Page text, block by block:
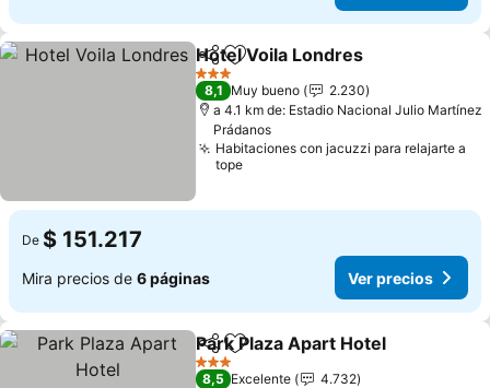
CompartirAgregar a favoritos
Hotel Voila Londres
3 Estrellas
8,1 Muy bueno
2.230
a 4.1 km de: Estadio Nacional Julio Martínez
Prádanos
Habitaciones con jacuzzi para relajarte a
tope
De $ 151.217
Mira precios de 6 páginas Ver precios
CompartirAgregar a favoritos
Park Plaza Apart Hotel
3 Estrellas
8,5 Excelente
4.732